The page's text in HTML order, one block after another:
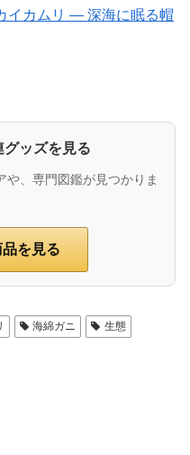
イカムリ ― 深海に眠る帽
ッズを見る
や、専門図鑑が見つかりま
を見る
海綿ガニ
生態